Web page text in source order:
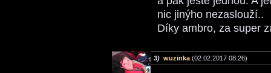
nic jinýho nezaslouží..
Díky ambro, za super
3) wuzinka(02.02.2017 08:26)